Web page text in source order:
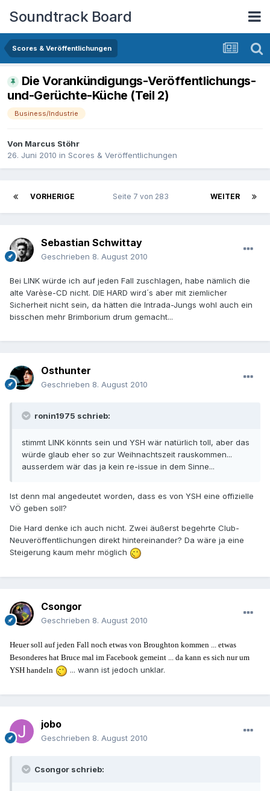
Soundtrack Board
Scores & Veröffentlichungen
Die Vorankündigungs-Veröffentlichungs-
und-Gerüchte-Küche (Teil 2)
Business/Industrie
Von Marcus Stöhr
26. Juni 2010 in Scores & Veröffentlichungen
VORHERIGE WEITER
Seite 7 von 283
Sebastian Schwittay
Geschrieben 8. August 2010
Bei LINK würde ich auf jeden Fall zuschlagen, habe nämlich die
alte Varèse-CD nicht. DIE HARD wird´s aber mit ziemlicher
Sicherheit nicht sein, da hätten die Intrada-Jungs wohl auch ein
bisschen mehr Brimborium drum gemacht...
Osthunter
Geschrieben 8. August 2010
ronin1975 schrieb:
stimmt LINK könnts sein und YSH wär natürlich toll, aber das
würde glaub eher so zur Weihnachtszeit rauskommen...
ausserdem wär das ja kein re-issue in dem Sinne...
Ist denn mal angedeutet worden, dass es von YSH eine offizielle
VÖ geben soll?
Die Hard denke ich auch nicht. Zwei äußerst begehrte Club-
Neuveröffentlichungen direkt hintereinander? Da wäre ja eine
Steigerung kaum mehr möglich
Csongor
Geschrieben 8. August 2010
Heuer soll auf jeden Fall noch etwas von Broughton kommen ... etwas
Besonderes hat Bruce mal im Facebook gemeint ... da kann es sich nur um
YSH handeln
... wann ist jedoch unklar.
jobo
Geschrieben 8. August 2010
Csongor schrieb: